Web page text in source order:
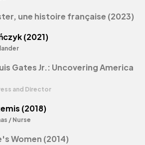
une histoire française (2023)
(2018)
/ Nurse
(2021)
Women (2014)
Gates Jr.: Uncovering America
and Director